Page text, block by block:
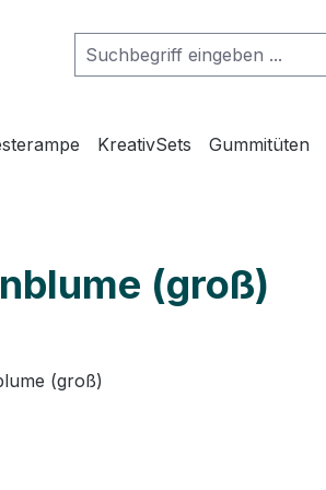
KreativSets Gummitüten
(groß)